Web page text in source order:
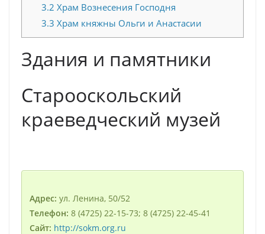
3.2 Храм Вознесения Господня
3.3 Храм княжны Ольги и Анастасии
Здания и памятники
Старооскольский
краеведческий музей
Адрес: ул. Ленина, 50/52
Телефон: 8 (4725) 22-15-73; 8 (4725) 22-45-41
Сайт: http://sokm.org.ru